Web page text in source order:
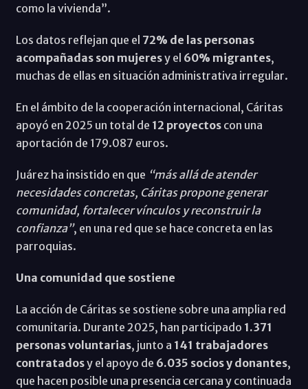
como la vivienda”.
Los datos reflejan que el 72% de las personas
acompañadas son mujeresy el 60% migrantes,
muchas de ellas en situación administrativa irregular.
En el ámbito de la cooperación internacional, Cáritas
apoyó en 2025 un total de 12 proyectoscon una
aportación de 179.087 euros.
Juárez ha insistido en que “más allá de atender
necesidades concretas, Cáritas propone generar
comunidad, fortalecer vínculos y reconstruir la
confianza”, en una red que se hace concreta en las
parroquias.
Una comunidad que sostiene
La acción de Cáritas se sostiene sobre una amplia red
comunitaria. Durante 2025, han participado 1.371
personas voluntarias, junto a 141 trabajadores
contratadosy el apoyo de 6.035 socios y donantes,
que hacen posible una presencia cercana y continuada